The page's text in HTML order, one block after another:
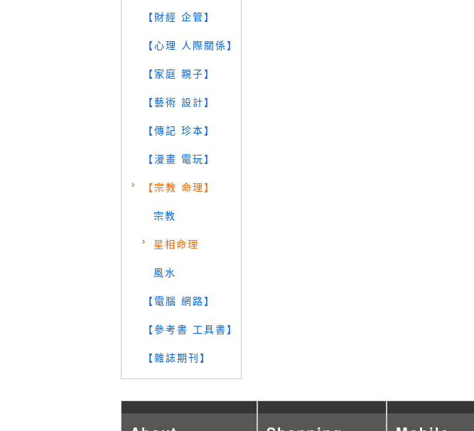
【財經 企管】
【心理 人際關係】
【家庭 親子】
【藝術 設計】
【傳記 珍本】
【漫畫 電玩】
【宗教 命理】
宗教
星相命理
風水
【電腦 網路】
【參考書 工具書】
【雜誌期刊】